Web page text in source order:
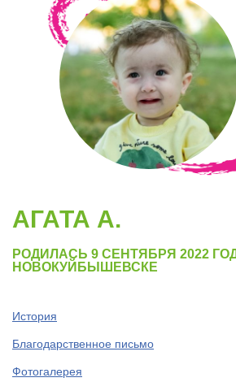
АГАТА А.
РОДИЛАСЬ 9 СЕНТЯБРЯ 2022
НОВОКУЙБЫШЕВСКЕ
История
Благодарственное письмо
Фотогалерея